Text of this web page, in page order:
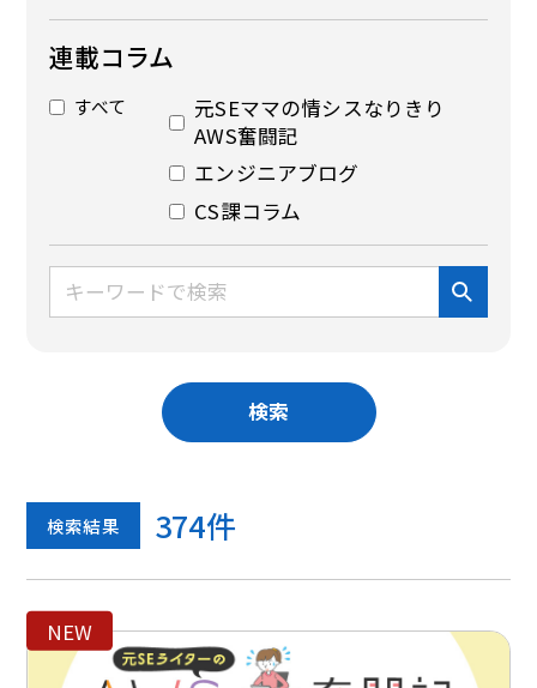
連載コラム
すべて
元SEママの情シスなりきり
AWS奮闘記
エンジニアブログ
CS課コラム
検索
検索結果 374件
NEW